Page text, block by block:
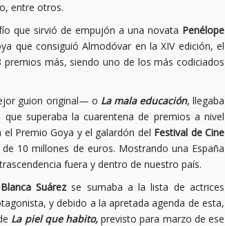
entre otros.
que sirvió de empujón a una novata Penélope
que consiguió Almodóvar en la XIV edición, el
más, siendo uno de los más codiciados
guion original— o La mala educación, llegaba
superaba la cuarentena de premios a nivel
Premio Goya y el galardón del Festival de Cine
10 millones de euros. Mostrando una España
fuera y dentro de nuestro país.
Blanca Suárez se sumaba a la lista de actrices
y debido a la apretada agenda de esta,
La piel que habito, previsto para marzo de ese